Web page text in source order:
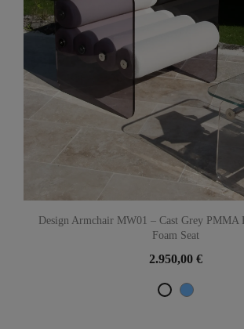
Design Armchair MW01 – Cast Grey PMMA
Foam Seat
2.950,00 €
Weiß